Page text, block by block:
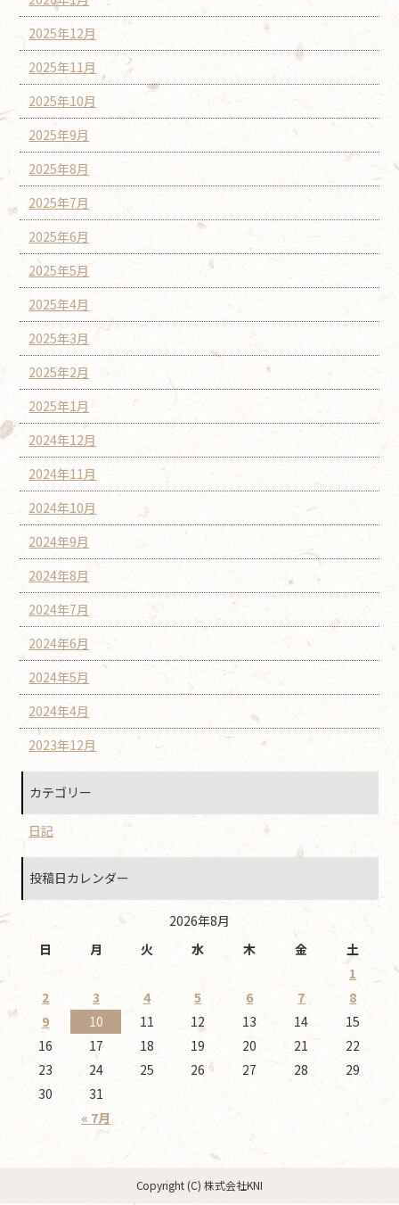
2025年12月
2025年11月
2025年10月
2025年9月
2025年8月
2025年7月
2025年6月
2025年5月
2025年4月
2025年3月
2025年2月
2025年1月
2024年12月
2024年11月
2024年10月
2024年9月
2024年8月
2024年7月
2024年6月
2024年5月
2024年4月
2023年12月
カテゴリー
日記
投稿日カレンダー
2026年8月
日
月 火 水 木 金 土
« 7月
1
2
3 4 5 6 7
8
9
10 11 12 13 14
15
16
17 18 19 20 21
22
23
24 25 26 27 28
29
30
31
Copyright (C) 株式会社KNI